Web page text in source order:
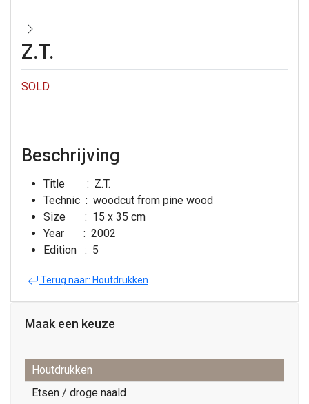
Z.T.
SOLD
Beschrijving
Title : Z.T.
Technic : woodcut from pine wood
Size : 15 x 35 cm
Year : 2002
Edition : 5
Terug naar: Houtdrukken
Maak een keuze
Houtdrukken
Etsen / droge naald